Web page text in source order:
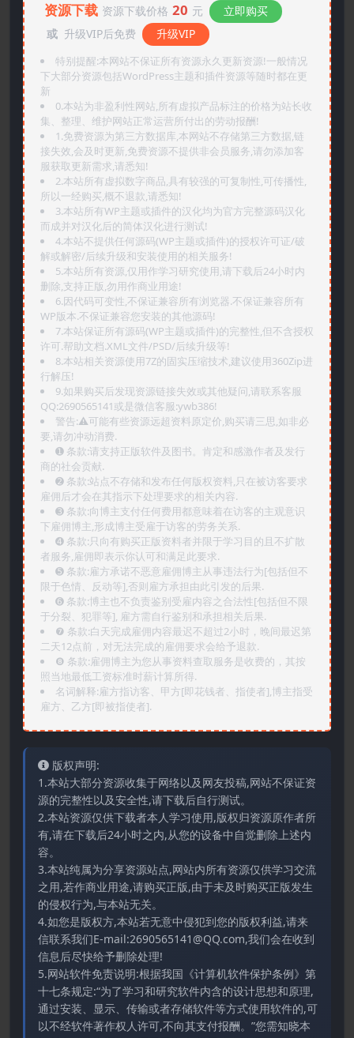
资源下载 资源下载价格 20 元
立即购买
或 升级VIP后免费 升级VIP
特别提醒:本网站不保证所有资源永久更新资源!一般情况
下大部分资源包括WordPress主题和插件资源等随时都在更
新
0.本站为非盈利性网站,所有虚拟产品标注的价格为站长收
集、整理、维护网站正常运营所付出的劳动报酬!
1.免费资源为第三方数据库,本网站不存储第三方数据,链
接失效,会及时更新,免费资源不提供非会员服务,请勿添加客
服获取更新需求,请悉知!
2.本站所有虚拟数字商品,具有较强的可复制性,可传播性,
所以一经购买,概不退款,请悉知!
3.本站所有WP主题或插件的汉化均为官方完整源码汉化
而成并对汉化后的简体汉化进行测试!
4.本站不提供任何源码(WP主题或插件)的授权许可证/破
解或解密/后续升级和安装使用的相关服务!
5.本站所有资源,仅用作学习研究使用,请下载后24小时内
删除,支持正版,勿用作商业用途!
6.因代码可变性,不保证兼容所有浏览器.不保证兼容所有
WP版本.不保证兼容您安装的其他源码!
7.本站保证所有源码(WP主题或插件)的完整性,但不含授权
许可.帮助文档.XML文件/PSD/后续升级等!
8.本站相关资源使用7Z的固实压缩技术,建议使用360Zip进
行解压!
9.如果购买后发现资源链接失效或其他疑问,请联系客服
QQ:2690565141或是微信客服:ywb386!
警告:⚠️可能有些资源远超资料原定价,购买请三思,如非必
要,请勿冲动消费.
➊️ 条款:请支持正版软件及图书。肯定和感激作者及发行
商的社会贡献.
➋️ 条款:站点不存储和发布任何版权资料,只在被访客要求
雇佣后才会在其指示下处理要求的相关内容.
➌️ 条款:向博主支付任何费用都意味着在访客的主观意识
下雇佣博主,形成博主受雇于访客的劳务关系.
➍️ 条款:只向有购买正版资料者并限于学习目的且不扩散
者服务,雇佣即表示你认可和满足此要求.
➎ 条款:雇方承诺不恶意雇佣博主从事违法行为[包括但不
限于色情、反动等],否则雇方承担由此引发的后果.
➏️ 条款:博主也不负责鉴别受雇内容之合法性[包括但不限
于分裂、犯罪等], 雇方需自行鉴别和承担相关后果.
❼ 条款:白天完成雇佣内容最迟不超过2小时，晚间最迟第
二天12点前，对无法完成的雇佣要求会给予退款.
❽ 条款:雇佣博主为您从事资料查取服务是收费的，其按
照当地最低工资标准时薪计算所得.
名词解释:雇方指访客、甲方[即花钱者、指使者],博主指受
雇方、乙方[即被指使者].
版权声明:
1.本站大部分资源收集于网络以及网友投稿,网站不保证资
源的完整性以及安全性,请下载后自行测试。
2.本站资源仅供下载者本人学习使用,版权归资源原作者所
有,请在下载后24小时之内,从您的设备中自觉删除上述内
容。
3.本站纯属为分享资源站点,网站内所有资源仅供学习交流
之用,若作商业用途,请购买正版,由于未及时购买正版发生
的侵权行为,与本站无关。
4.如您是版权方,本站若无意中侵犯到您的版权利益,请来
信联系我们E-mail:2690565141@QQ.com,我们会在收到
信息后尽快给予删除处理!
5.网站软件免责说明:根据我国《计算机软件保护条例》第
十七条规定:“为了学习和研究软件内含的设计思想和原理,
通过安装、显示、传输或者存储软件等方式使用软件的,可
以不经软件著作权人许可,不向其支付报酬。”您需知晓本